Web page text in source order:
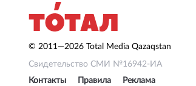
© 2011—2026 Total Media Qazaqstan
Свидетельство СМИ №16942-ИА
Контакты
Правила Реклама